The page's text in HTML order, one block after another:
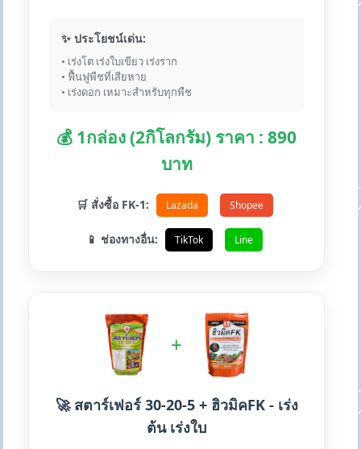
✨ ประโยชน์เด่น:
• เร่งโต เร่งใบเขียว เร่งราก
• ฟื้นฟูพืชที่เสียหาย
• เร่งดอก เหมาะสำหรับทุกพืช
💰 1กล่อง (2กิโลกรัม) ราคา : 890
บาท
🛒 สั่งซื้อ FK-1: Lazada Shopee
📱 ช่องทางอื่น: TikTok Line
+
🚀 สตาร์เฟอร์ 30-20-5 + ฮิวมิคFK - เร่ง
ต้น เร่งใบ